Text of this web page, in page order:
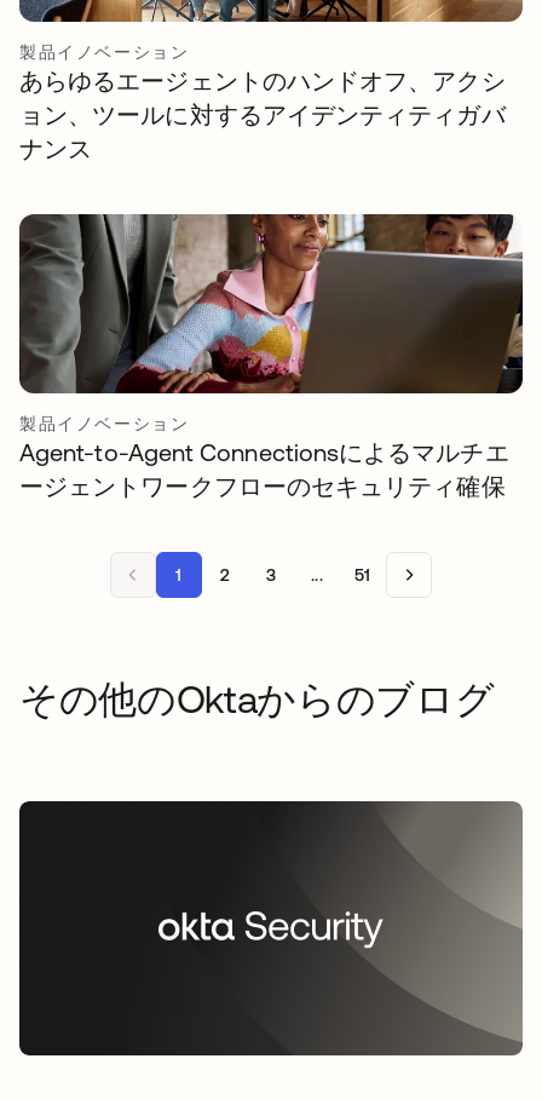
製品イノベーション
あらゆるエージェントのハンドオフ、アクシ
ョン、ツールに対するアイデンティティガバ
ナンス
製品イノベーション
Agent-to-Agent Connectionsによるマルチエ
ージェントワークフローのセキュリティ確保
1 2 3 ... 51
その他のOktaからのブログ